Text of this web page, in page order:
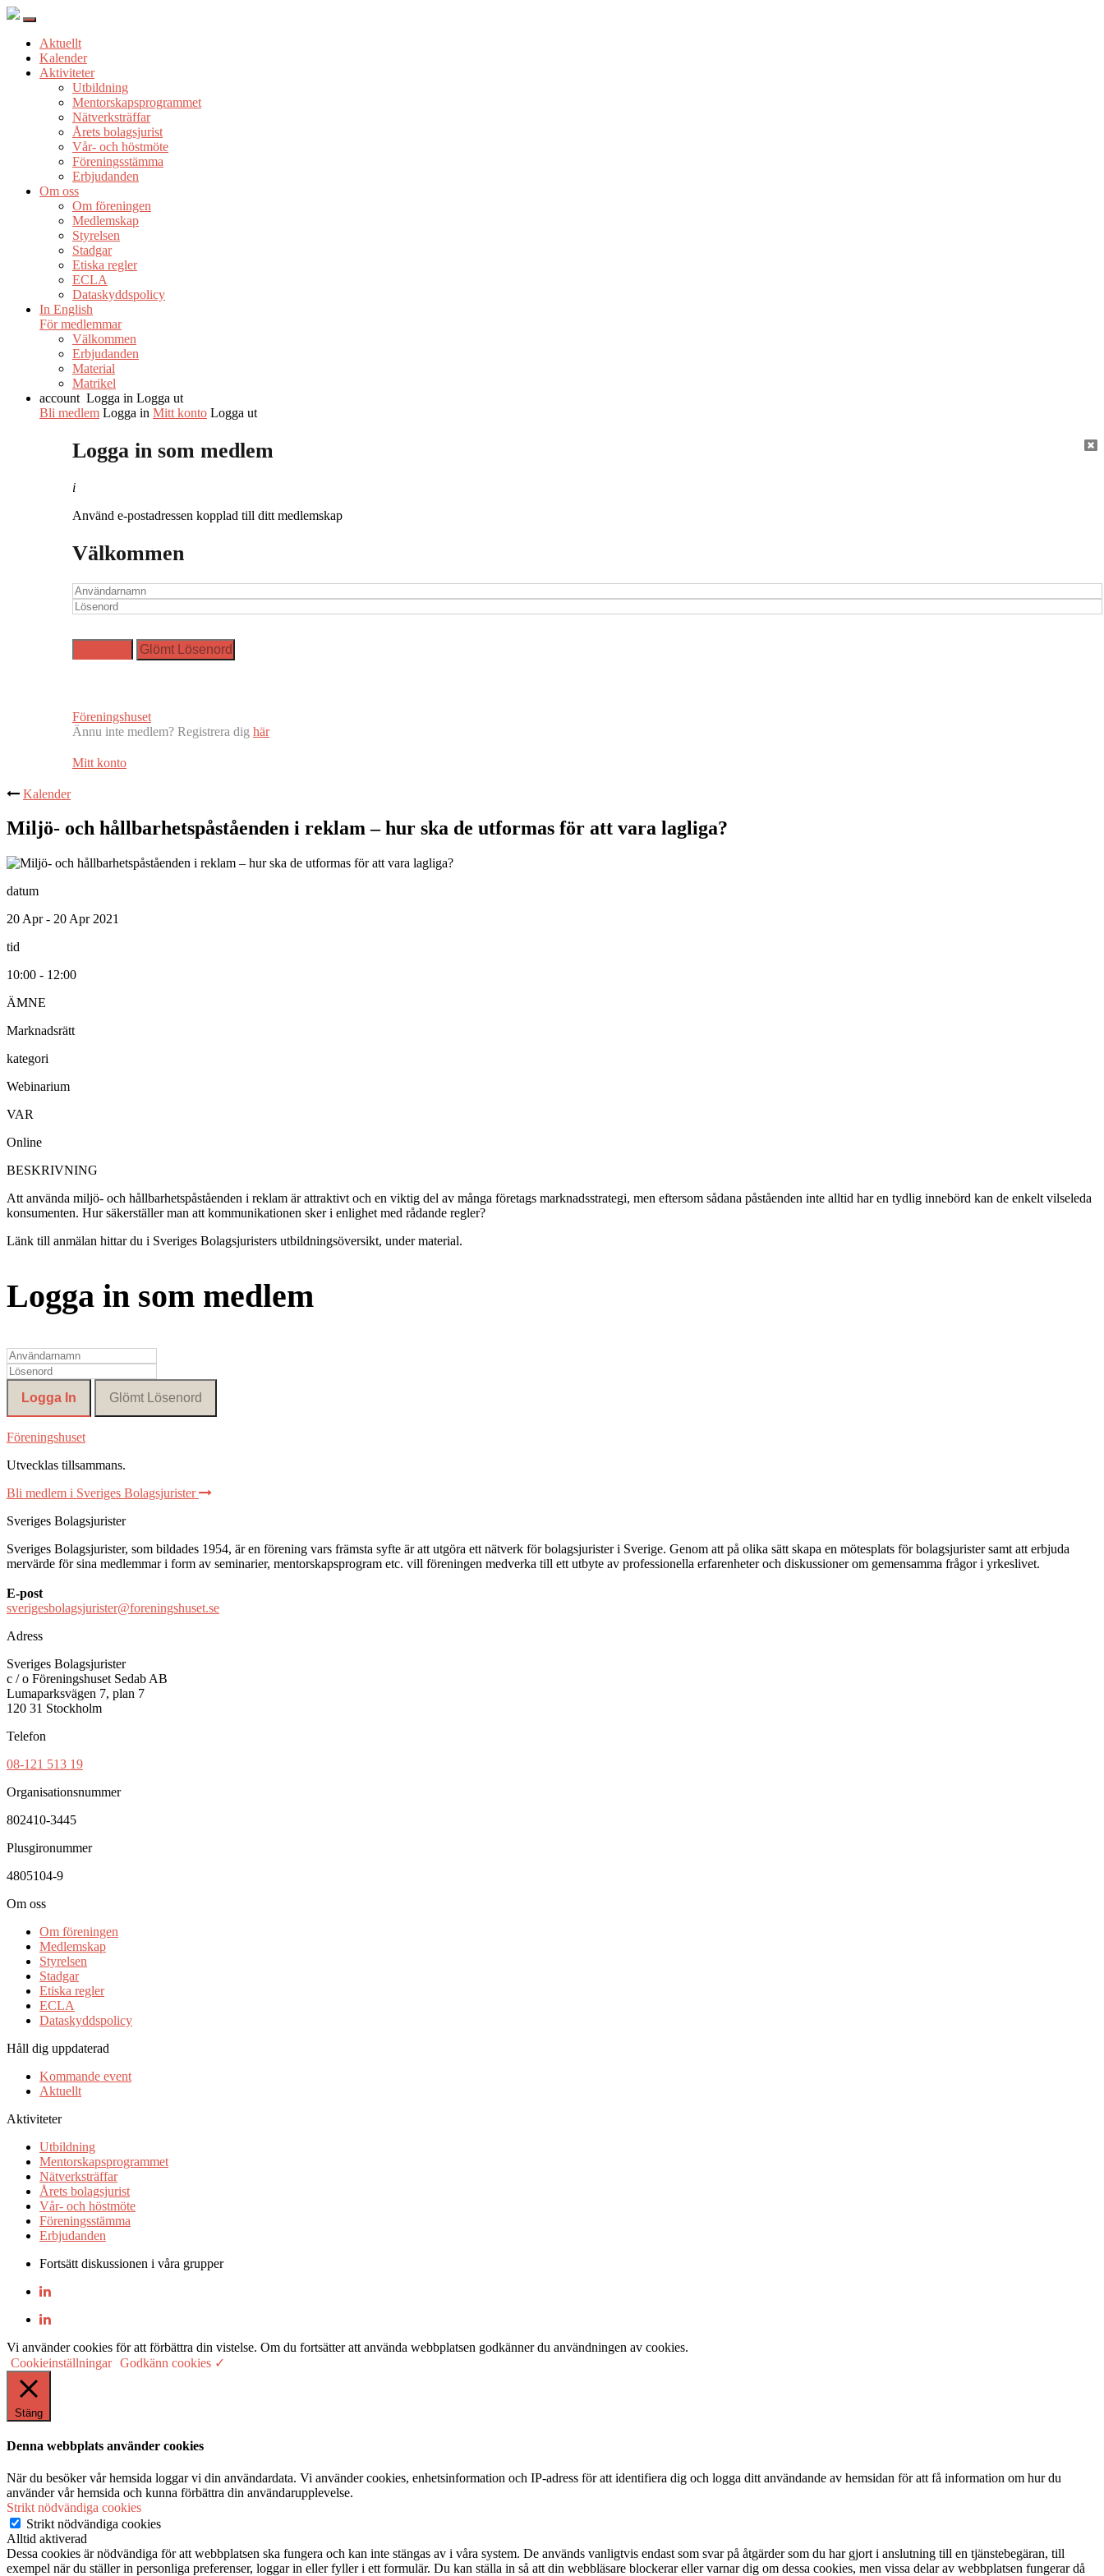
Aktuellt
Kalender
Aktiviteter
Utbildning
Mentorskapsprogrammet
Nätverksträffar
Årets bolagsjurist
Vår- och höstmöte
Föreningsstämma
Erbjudanden
Om oss
Om föreningen
Medlemskap
Styrelsen
Stadgar
Etiska regler
ECLA
Dataskyddspolicy
In English
För medlemmar
Välkommen
Erbjudanden
Material
Matrikel
account Logga in Logga ut
Bli medlem Logga in Mitt konto Logga ut
Logga in som medlem
i
Använd e-postadressen kopplad till ditt medlemskap
Välkommen
Föreningshuset
Ännu inte medlem? Registrera dig här
Mitt konto
Kalender
Miljö- och hållbarhetspåståenden i reklam – hur ska de utformas för att vara lagliga?
datum
20 Apr - 20 Apr 2021
tid
10:00 - 12:00
ÄMNE
Marknadsrätt
kategori
Webinarium
VAR
Online
BESKRIVNING
Att använda miljö- och hållbarhetspåståenden i reklam är attraktivt och en viktig del av många företags marknadsstrategi, men eftersom sådana påståenden inte alltid har en tydlig innebörd kan de enkelt vilseleda
konsumenten. Hur säkerställer man att kommunikationen sker i enlighet med rådande regler?
Länk till anmälan hittar du i Sveriges Bolagsjuristers utbildningsöversikt, under material.
Logga in som medlem
Föreningshuset
Utvecklas tillsammans.
Bli medlem i Sveriges Bolagsjurister
Sveriges Bolagsjurister
Sveriges Bolagsjurister, som bildades 1954, är en förening vars främsta syfte är att utgöra ett nätverk för bolagsjurister i Sverige. Genom att på olika sätt skapa en mötesplats för bolagsjurister samt att erbjuda
mervärde för sina medlemmar i form av seminarier, mentorskapsprogram etc. vill föreningen medverka till ett utbyte av professionella erfarenheter och diskussioner om gemensamma frågor i yrkeslivet.
E-post
sverigesbolagsjurister@foreningshuset.se
Adress
Sveriges Bolagsjurister
c / o Föreningshuset Sedab AB
Lumaparksvägen 7, plan 7
120 31 Stockholm
Telefon
08-121 513 19
Organisationsnummer
802410-3445
Plusgironummer
4805104-9
Om oss
Om föreningen
Medlemskap
Styrelsen
Stadgar
Etiska regler
ECLA
Dataskyddspolicy
Håll dig uppdaterad
Kommande event
Aktuellt
Aktiviteter
Utbildning
Mentorskapsprogrammet
Nätverksträffar
Årets bolagsjurist
Vår- och höstmöte
Föreningsstämma
Erbjudanden
Fortsätt diskussionen i våra grupper
Vi använder cookies för att förbättra din vistelse. Om du fortsätter att använda webbplatsen godkänner du användningen av cookies.
Cookieinställningar Godkänn cookies ✓
Stäng
Denna webbplats använder cookies
När du besöker vår hemsida loggar vi din användardata. Vi använder cookies, enhetsinformation och IP-adress för att identifiera dig och logga ditt användande av hemsidan för att få information om hur du
använder vår hemsida och kunna förbättra din användarupplevelse.
Strikt nödvändiga cookies
Strikt nödvändiga cookies
Alltid aktiverad
Dessa cookies är nödvändiga för att webbplatsen ska fungera och kan inte stängas av i våra system. De används vanligtvis endast som svar på åtgärder som du har gjort i anslutning till en tjänstebegäran, till
exempel när du ställer in personliga preferenser, loggar in eller fyller i ett formulär. Du kan ställa in så att din webbläsare blockerar eller varnar dig om dessa cookies, men vissa delar av webbplatsen fungerar då